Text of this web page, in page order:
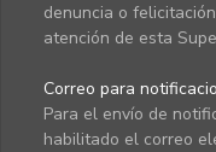
denuncia o
atención de esta
Correo para
Para el envío de
habilitado el correo